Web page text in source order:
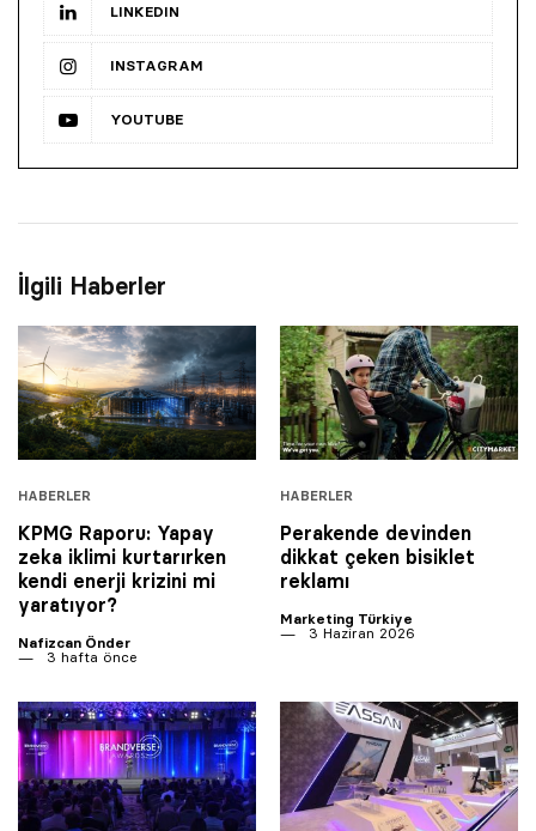
LINKEDIN
INSTAGRAM
YOUTUBE
İlgili Haberler
HABERLER
KPMG Raporu: Yapay
zeka iklimi kurtarırken
kendi enerji krizini mi
yaratıyor?
Nafizcan Önder
3 hafta önce
HABERLER
Perakende devinden
dikkat çeken bisiklet
reklamı
Marketing Türkiye
3 Haziran 2026